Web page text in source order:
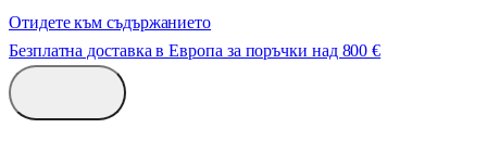
Отидете към съдържанието
Безплатна доставка в Европа за поръчки над 800 €